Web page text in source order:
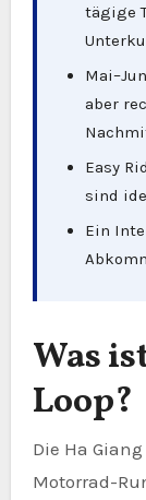
tägige
aber
Easy
sind
Ein
Was
Loop?
Die Ha
Motorrad-